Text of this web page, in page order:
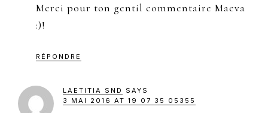
Merci pour ton gentil commentaire Maeva
:)!
RÉPONDRE
LAETITIA SND
SAYS
3 MAI 2016 AT 19 07 35 05355